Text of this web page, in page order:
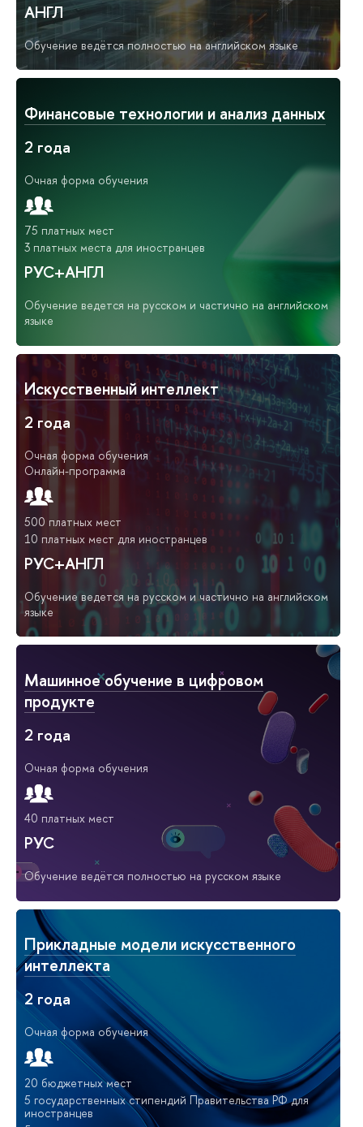
АНГЛ
Обучение ведётся полностью на английском языке
Финансовые технологии и анализ данных
2 года
Очная форма обучения
75 платных мест
3 платных места для иностранцев
РУС+АНГЛ
Обучение ведется на русском и частично на английском
языке
Искусственный интеллект
2 года
Очная форма обучения
Онлайн-программа
500 платных мест
10 платных мест для иностранцев
РУС+АНГЛ
Обучение ведется на русском и частично на английском
языке
Машинное обучение в цифровом
продукте
2 года
Очная форма обучения
40 платных мест
РУС
Обучение ведётся полностью на русском языке
Прикладные модели искусственного
интеллекта
2 года
Очная форма обучения
20 бюджетных мест
5 государственных стипендий Правительства РФ для
иностранцев